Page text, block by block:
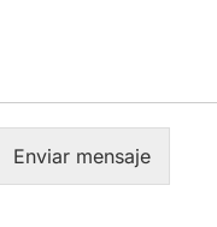
Enviar mensaje